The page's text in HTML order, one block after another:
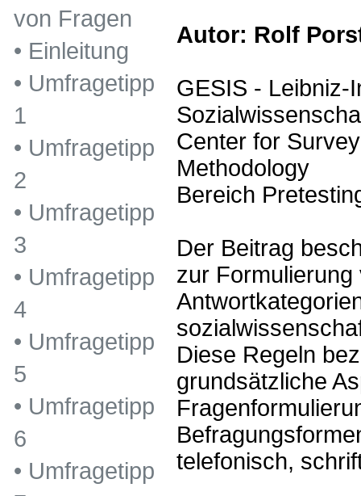
Autor: Rolf
GESIS - Leibniz-
Center for
Methodology
Bereich
Der Beitrag
zur
Diese Regeln
grundsätzliche
telefonisch,
von Fragen
• Einleitung
• Umfragetipp
1
• Umfragetipp
2
• Umfragetipp
3
• Umfragetipp
4
• Umfragetipp
5
• Umfragetipp
6
• Umfragetipp